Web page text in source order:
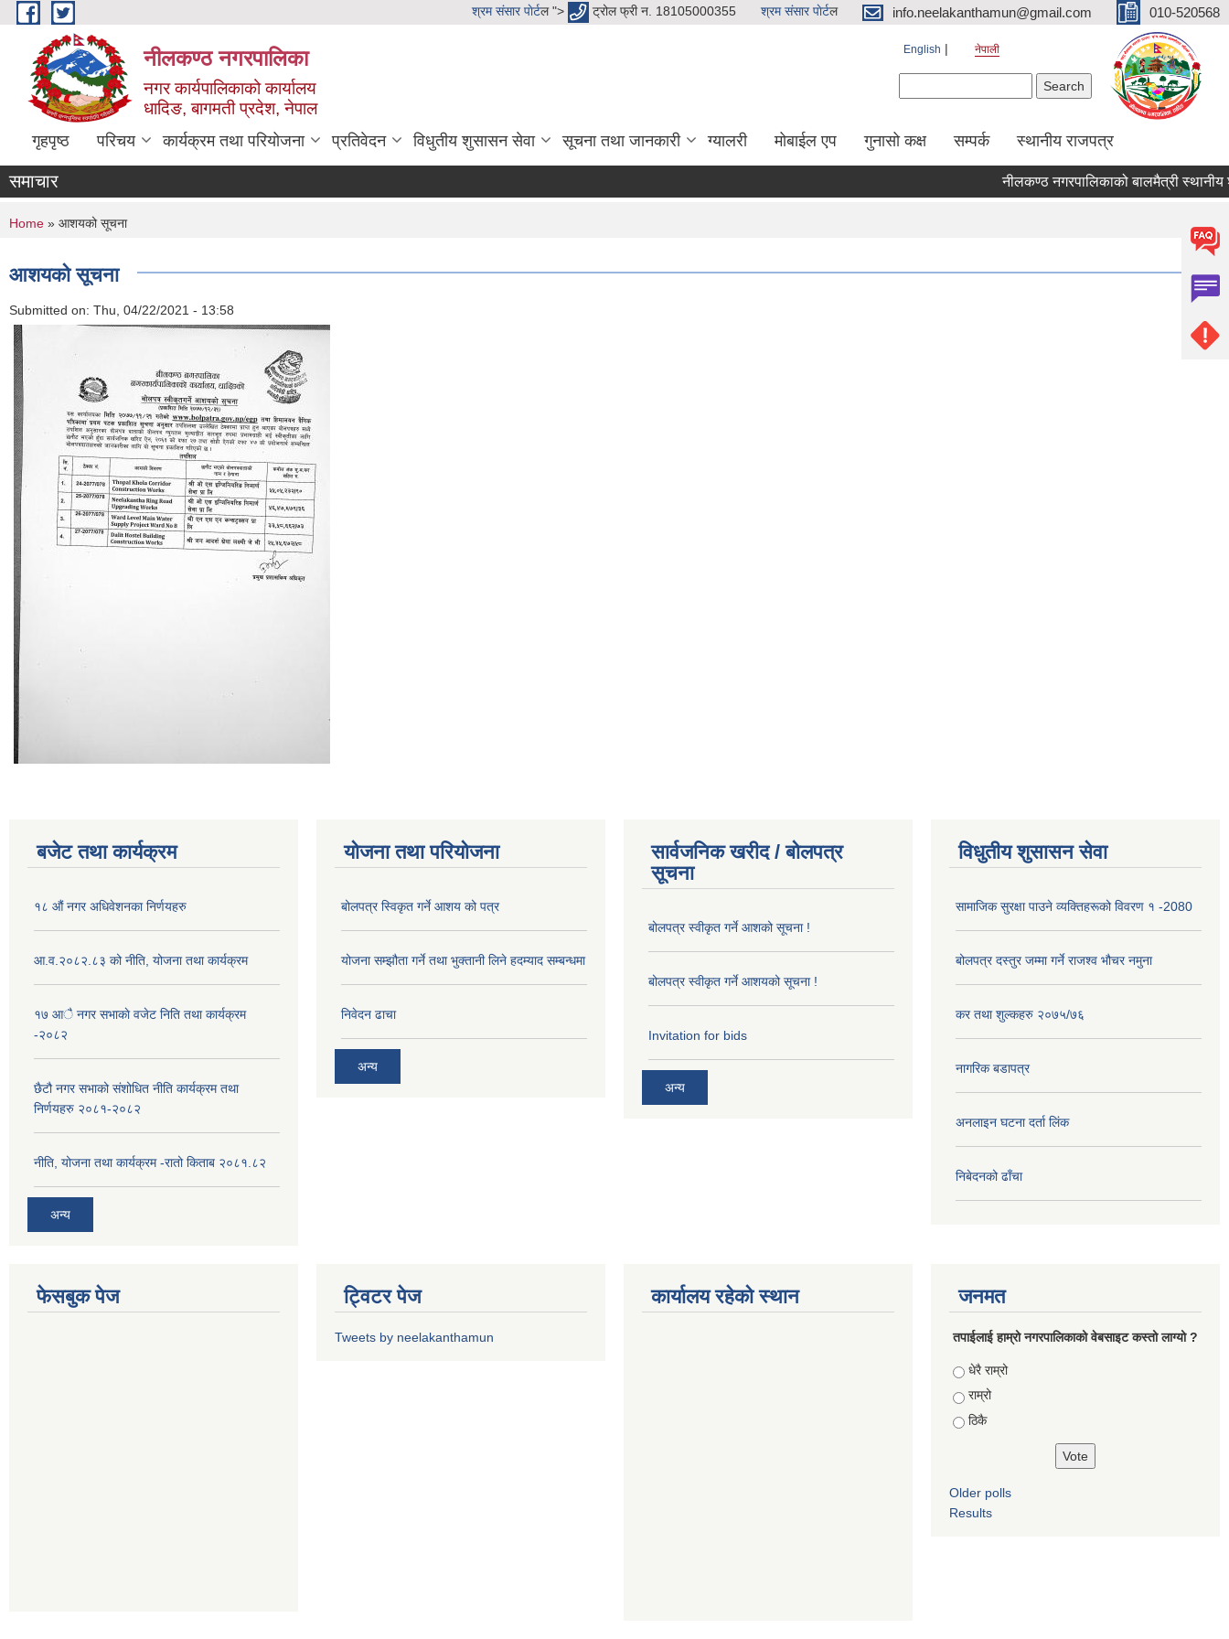
Skip to main content श्रम संसार पाेर्टल "> ट्रोल फ्री न. 18105000355 श्रम संसार पाेर्टल info.neelakanthamun@gmail.com 010-520568
नीलकण्ठ नगरपालिका
नगर कार्यपालिकाको कार्यालय
धादिङ, बागमती प्रदेश, नेपाल
English नेपाली
गृहपृष्ठ परिचय कार्यक्रम तथा परियोजना प्रतिवेदन विधुतीय शुसासन सेवा सूचना तथा जानकारी ग्यालरी मोबाईल एप गुनासो कक्ष सम्पर्क स्थानीय राजपत्र
समाचार नीलकण्ठ नगरपालिकाको बालमैत्री स्थानीय
You are here
Home » आशयको सूचना
आशयको सूचना
Submitted on: Thu, 04/22/2021 - 13:58
बजेट तथा कार्यक्रम
१८ औं नगर अधिवेशनका निर्णयहरु
आ.व.२०८२.८३ को नीति, योजना तथा कार्यक्रम
१७ आै नगर सभाकाे वजेट निति तथा कार्यक्रम
-२०८२
छैटौ नगर सभाको संशोधित नीति कार्यक्रम तथा
निर्णयहरु २०८१-२०८२
नीति, योजना तथा कार्यक्रम -रातो किताब २०८१.८२
अन्य
योजना तथा परियोजना
बोलपत्र स्विकृत गर्ने आशय को पत्र
योजना सम्झौता गर्ने तथा भुक्तानी लिने हदम्याद सम्बन्धमा
निवेदन ढाचा
अन्य
सार्वजनिक खरीद / बोलपत्र
सूचना
बोलपत्र स्वीकृत गर्ने आशको सूचना !
बोलपत्र स्वीकृत गर्ने आशयको सूचना !
Invitation for bids
अन्य
विधुतीय शुसासन सेवा
सामाजिक सुरक्षा पाउने व्यक्तिहरूको विवरण १ -2080
बोलपत्र दस्तुर जम्मा गर्ने राजश्व भौचर नमुना
कर तथा शुल्कहरु २०७५/७६
नागरिक बडापत्र
अनलाइन घटना दर्ता लिंक
निबेदनको ढाँचा
फेसबुक पेज ट्विटर पेज
Tweets by neelakanthamun
कार्यालय रहेको स्थान जनमत
तपाईलाई हाम्रो नगरपालिकाको वेबसाइट कस्तो लाग्यो ?
Choices
धेरै राम्रो
राम्रो
ठिकै
Older polls
Results